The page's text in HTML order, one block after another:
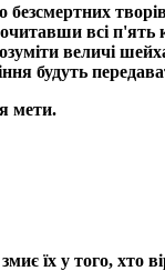
всі
величі
будуть
мети.
їх у того, хто